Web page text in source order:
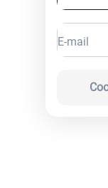
E-mail